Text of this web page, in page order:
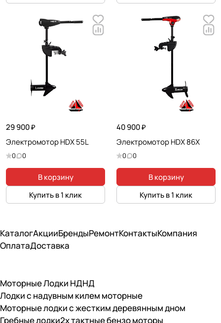
29 900 ₽
Электромотор HDX 55L
0 0
В корзину
Купить в 1 клик
40 900 ₽
Электромотор HDX 86X
0 0
В корзину
Купить в 1 клик
КаталогАкцииБрендыРемонтКонтактыКомпания
ОплатаДоставка
Моторные Лодки НДНД
Лодки с надувным килем моторные
Моторные лодки с жестким деревянным дном
Гребные лодки2х тактные бензо моторы